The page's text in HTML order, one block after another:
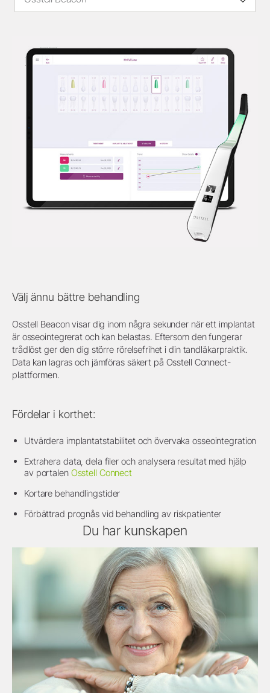
Välj ännu bättre behandling
Osstell Beacon visar dig inom några sekunder när ett implantat
är osseointegrerat och kan belastas. Eftersom den fungerar
trådlöst ger den dig större rörelsefrihet i din tandläkarpraktik.
Data kan lagras och jämföras säkert på Osstell Connect-
plattformen.
Fördelar i korthet:
Utvärdera implantatstabilitet och övervaka osseointegration
Extrahera data, dela filer och analysera resultat med hjälp
av portalen Osstell Connect
Kortare behandlingstider
Förbättrad prognås vid behandling av riskpatienter
Du har kunskapen